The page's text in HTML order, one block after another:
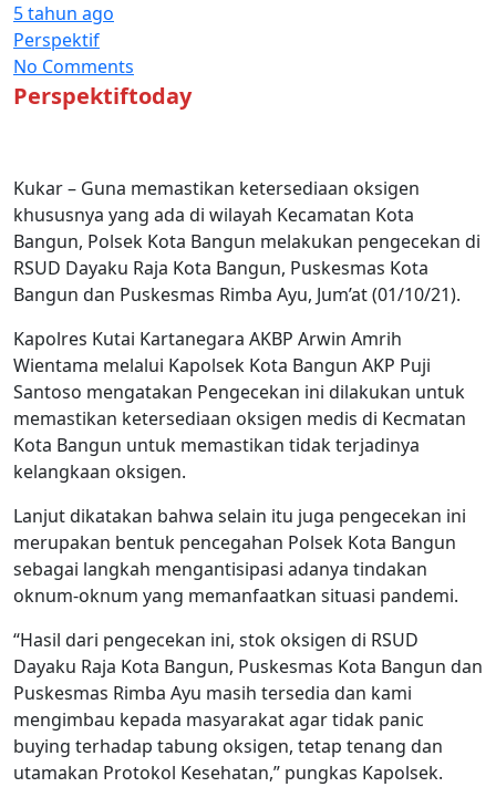
5 tahun ago
Perspektif
No Comments
Perspektiftoday
Kukar – Guna memastikan ketersediaan oksigen
khususnya yang ada di wilayah Kecamatan Kota
Bangun, Polsek Kota Bangun melakukan pengecekan di
RSUD Dayaku Raja Kota Bangun, Puskesmas Kota
Bangun dan Puskesmas Rimba Ayu, Jum’at (01/10/21).
Kapolres Kutai Kartanegara AKBP Arwin Amrih
Wientama melalui Kapolsek Kota Bangun AKP Puji
Santoso mengatakan Pengecekan ini dilakukan untuk
memastikan ketersediaan oksigen medis di Kecmatan
Kota Bangun untuk memastikan tidak terjadinya
kelangkaan oksigen.
Lanjut dikatakan bahwa selain itu juga pengecekan ini
merupakan bentuk pencegahan Polsek Kota Bangun
sebagai langkah mengantisipasi adanya tindakan
oknum-oknum yang memanfaatkan situasi pandemi.
“Hasil dari pengecekan ini, stok oksigen di RSUD
Dayaku Raja Kota Bangun, Puskesmas Kota Bangun dan
Puskesmas Rimba Ayu masih tersedia dan kami
mengimbau kepada masyarakat agar tidak panic
buying terhadap tabung oksigen, tetap tenang dan
utamakan Protokol Kesehatan,” pungkas Kapolsek.